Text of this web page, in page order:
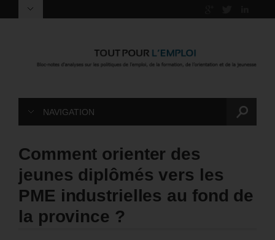
NAVIGATION
Comment orienter des
jeunes diplômés vers les
PME industrielles au fond de
la province ?